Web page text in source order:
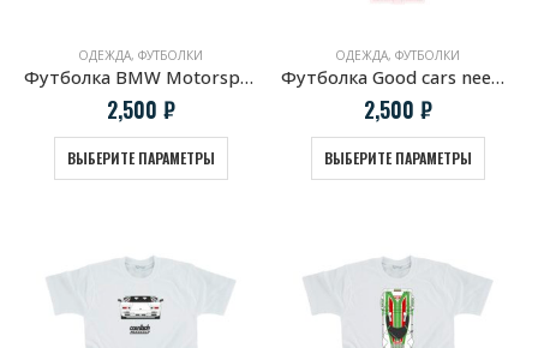
ОДЕЖДА, ФУТБОЛКИ
Футболка BMW Motorsport COLORS
2,500 ₽
ВЫБЕРИТЕ ПАРАМЕТРЫ
ОДЕЖДА, ФУТБОЛКИ
Футболка Good cars need good driver
2,500 ₽
ВЫБЕРИТЕ ПАРАМЕТРЫ